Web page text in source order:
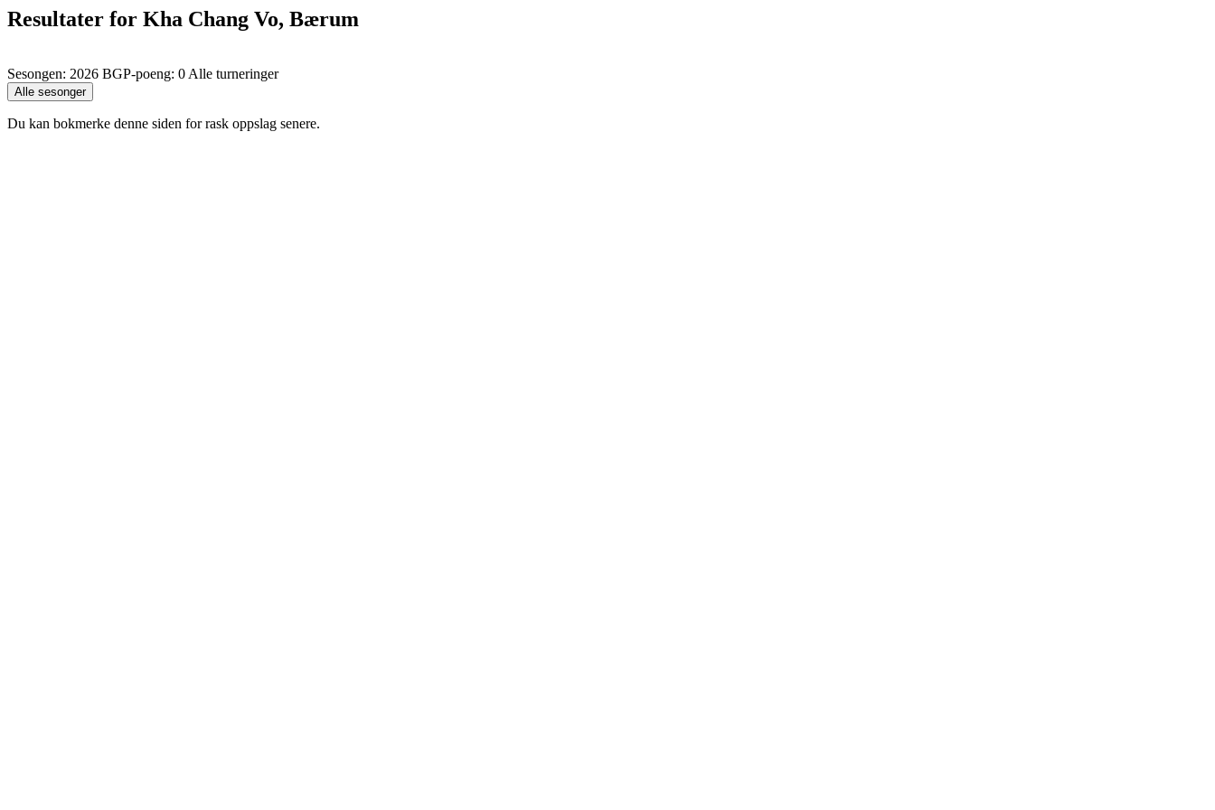
Resultater for Kha Chang Vo, Bærum
Sesongen: 2026 BGP-poeng: 0 Alle turneringer
Du kan bokmerke denne siden for rask oppslag senere.